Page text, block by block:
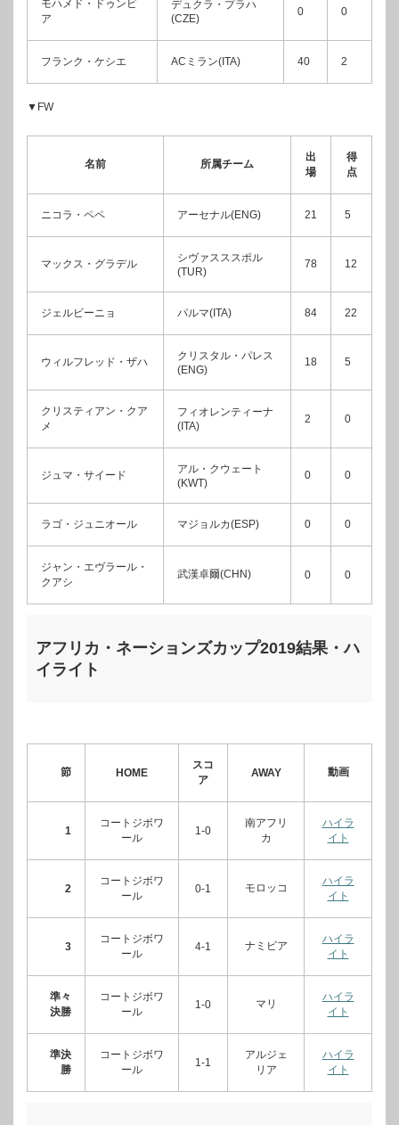
モハメド・ドゥンビ
ア
デュクラ・プラハ
(CZE)
0 0
フランク・ケシエ ACミラン(ITA) 40 2
▼FW
名前 所属チーム
出
場
得
点
ニコラ・ペペ アーセナル(ENG) 21 5
マックス・グラデル
シヴァスススポル
(TUR)
78 12
ジェルビーニョ パルマ(ITA) 84 22
ウィルフレッド・ザハ
クリスタル・パレス
(ENG)
18 5
クリスティアン・クア
メ
フィオレンティーナ
(ITA)
2 0
ジュマ・サイード
アル・クウェート
(KWT)
0 0
ラゴ・ジュニオール マジョルカ(ESP) 0 0
ジャン・エヴラール・
クアシ
武漢卓爾(CHN) 0 0
アフリカ・ネーションズカップ2019結果・ハ
イライト
節 HOME
スコ
ア
AWAY 動画
1
コートジボワ
ール
1-0
南アフリ
カ
ハイラ
イト
2
コートジボワ
ール
0-1 モロッコ
ハイラ
イト
3
コートジボワ
ール
4-1 ナミビア
ハイラ
イト
準々
決勝
コートジボワ
ール
1-0 マリ
ハイラ
イト
準決
勝
コートジボワ
ール
1-1
アルジェ
リア
ハイラ
イト